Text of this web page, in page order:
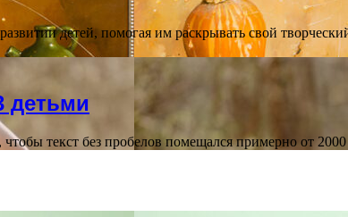
детей, помогая им раскрывать свой
детьми
текст без пробелов помещался примерно от